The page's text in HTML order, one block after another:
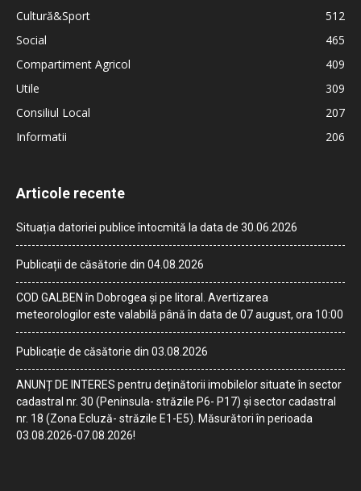
Cultură&Sport
512
Social
465
Compartiment Agricol
409
Utile
309
Consiliul Local
207
Informatii
206
Articole recente
Situația datoriei publice întocmită la data de 30.06.2026
Publicații de căsătorie din 04.08.2026
COD GALBEN în Dobrogea și pe litoral. Avertizarea
meteorologilor este valabilă până în data de 07 august, ora 10:00
Publicație de căsătorie din 03.08.2026
ANUNȚ DE INTERES pentru deținătorii imobilelor situate în sector
cadastral nr. 30 (Peninsula- străzile P6- P17) și sector cadastral
nr. 18 (Zona Ecluză- străzile E1-E5). Măsurători în perioada
03.08.2026-07.08.2026!